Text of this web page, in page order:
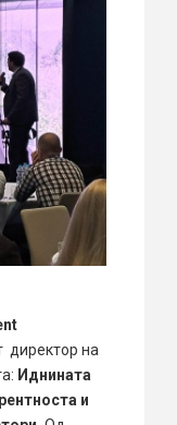
директор на
Иднината
и